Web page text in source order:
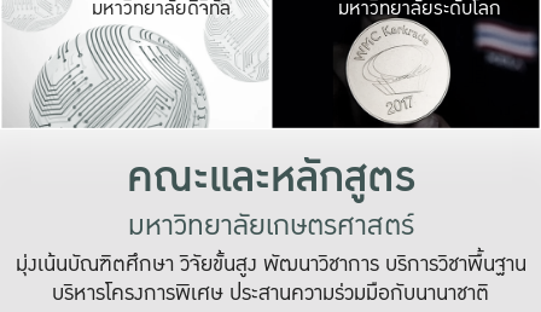
มหาวิทยาลัยดิจิทัล
เปลี่ยนแปลง แล
เพื่อทำง
ระบบสารสนเทศ
มหาวิทยาลัยระดับโลก
คณะและหลักสูตร
มหาวิทยาลัยเกษตรศาสตร์
มุ่งเน้นบัณฑิตศึกษา วิจัยขั้นสูง พัฒนาวิชาการ บริการวิชาพื้นฐาน
บริหารโครงการพิเศษ ประสานความร่วมมือกับนานาชาติ